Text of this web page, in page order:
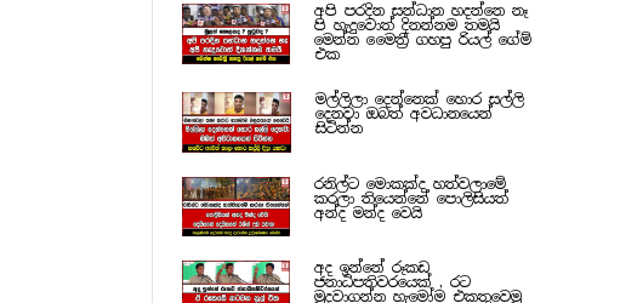
අපි පරදින සන්ධාන හදන්නෙ නෑ
පි හැදුවොත් දිනන්නම තමයි
මෙන්න මෛත්‍රී ගහපු රියල් ගේම්
එක
මල්ලිලා දෙන්නෙක් හොර සල්ලි
දෙනවා ඔබත් අවධානයෙන්
සිටින්න
රනිල්ට මොකක්ද හත්වලාමේ
කරලා තියෙන්නේ පොලිසියත්
අන්ද මන්ද වෙයි
අද ඉන්නේ රූකඩ
ජනාධිපතිවරයෙක් , රට
මුදවාගන්න හැමෝම එකතුවෙමු